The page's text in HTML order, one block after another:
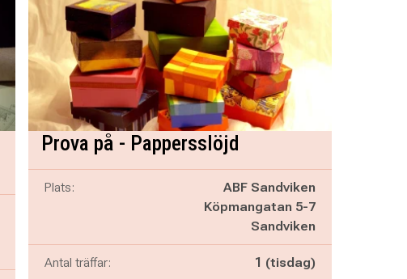
Prova på - Pappersslöjd
Plats:
ABF Sandviken
Köpmangatan 5-7
Sandviken
Antal träffar: 1 (tisdag)